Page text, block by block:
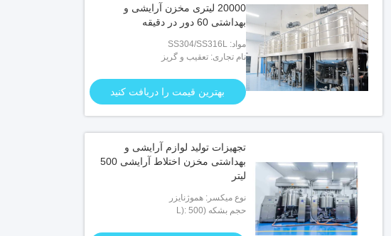
20000 لیتری مخزن آرایشی و
بهداشتی 60 دور در دقیقه
مواد: SS304/SS316L
نام تجاری: تعقیب و گریز
بهترین قیمت را دریافت کنید
تجهیزات تولید لوازم آرایشی و
بهداشتی مخزن اختلاط آرایشی 500
لیتر
نوع میکسر: هموژنایزر
حجم بشکه (L): 500